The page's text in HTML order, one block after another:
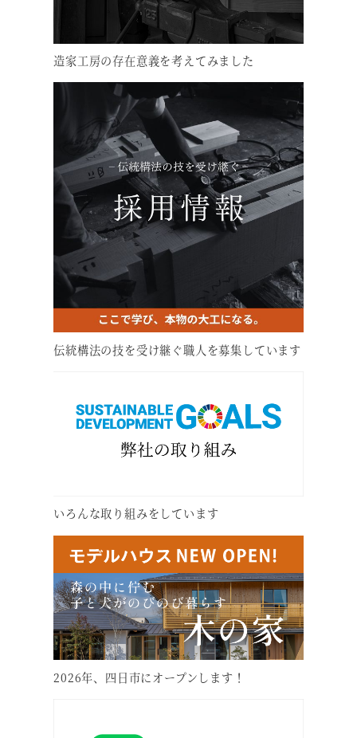
造家工房の存在意義を考えてみました
伝統構法の技を受け継ぐ職人を募集しています
いろんな取り組みをしています
2026年、四日市にオープンします！